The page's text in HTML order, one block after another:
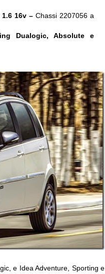
16v – Chassi 2207056 a
Dualogic, Absolute e
e Idea Adventure, Sporting e